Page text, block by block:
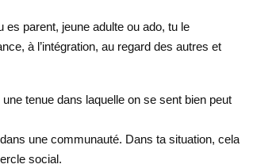
parent, jeune adulte ou ado, tu le
à l’intégration, au regard des autres et
tenue dans laquelle on se sent bien peut
une communauté. Dans ta situation, cela
social.